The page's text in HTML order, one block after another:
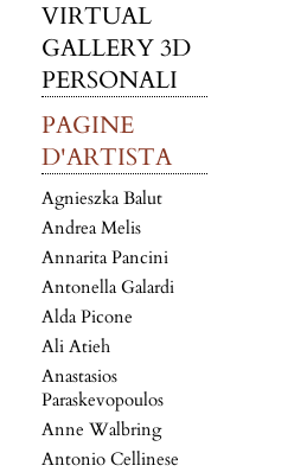
VIRTUAL
GALLERY 3D
PERSONALI
PAGINE
D'ARTISTA
Agnieszka Balut
Andrea Melis
Annarita Pancini
Antonella Galardi
Alda Picone
Ali Atieh
Anastasios
Paraskevopoulos
Anne Walbring
Antonio Cellinese